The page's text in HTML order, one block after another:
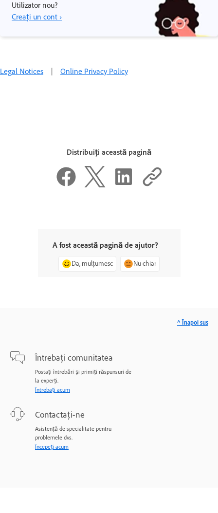
Utilizator nou?
Creați un cont ›
Legal Notices | Online Privacy Policy
Distribuiți această pagină
A fost această pagină de ajutor?
Da, mulțumesc Nu chiar
Întrebați comunitatea
Postați întrebări și primiți răspunsuri de
la experți.
Întrebați acum
Contactați-ne
Asistență de specialitate pentru
problemele dvs.
Începeți acum
^ Înapoi sus